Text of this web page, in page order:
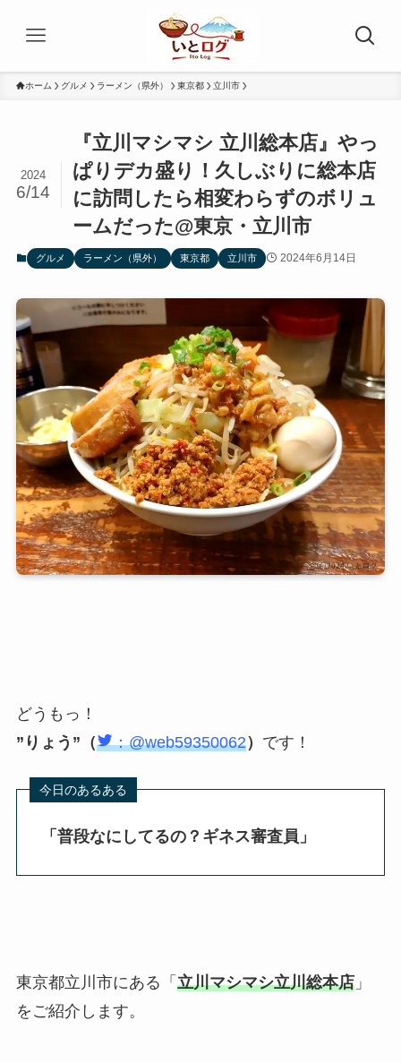
ホーム グルメ ラーメン（県外） 東京都 立川市
『立川マシマシ 立川総本店』やっ
ぱりデカ盛り！久しぶりに総本店
に訪問したら相変わらずのボリュ
ームだった@東京・立川市
2024
6/14
グルメ ラーメン（県外） 東京都 立川市 2024年6月14日
どうもっ！
”りょう”（
：@web59350062） です！
「普段なにしてるの？ギネス審査員 」
東京都立川市にある「 立川マシマシ立川総本店」
をご紹介します。